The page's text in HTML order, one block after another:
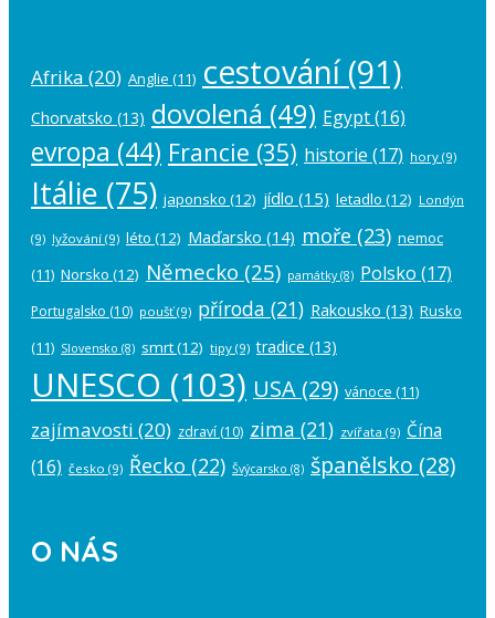
Afrika (20) Anglie (11) cestování(91)
Chorvatsko (13) dovolená (49) Egypt(16)
evropa (44) Francie (35) historie (17) hory (9)
Itálie (75) japonsko (12) jídlo (15) letadlo (12) Londýn
(9) lyžování (9) léto (12) Maďarsko (14) moře (23) nemoc
(11) Norsko (12) Německo (25) památky(8) Polsko (17)
Portugalsko (10) poušť(9) příroda (21) Rakousko (13) Rusko
(11) Slovensko (8) smrt(12) tipy (9) tradice (13)
UNESCO (103) USA (29) vánoce (11)
zajímavosti (20) zdraví (10) zima (21) zvířata (9) Čína
(16) česko (9) Řecko (22) Švýcarsko (8) španělsko (28)
O NÁS